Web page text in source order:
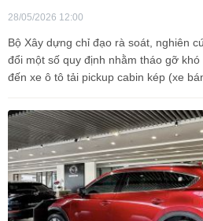
28/05/2026 12:00
Bộ Xây dựng chỉ đạo rà soát, nghiên
đổi một số quy định nhằm tháo gỡ
đến xe ô tô tải pickup cabin kép (xe